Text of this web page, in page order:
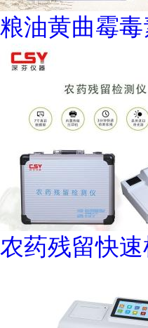
粮油黄曲霉
农药残留快